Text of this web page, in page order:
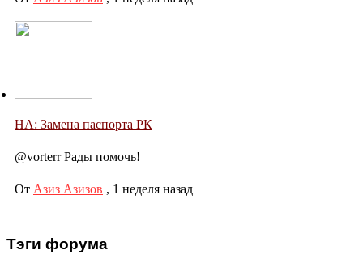
НА: Замена паспорта РК
@vorterr Рады помочь!
От Азиз Азизов , 1 неделя назад
Тэги форума